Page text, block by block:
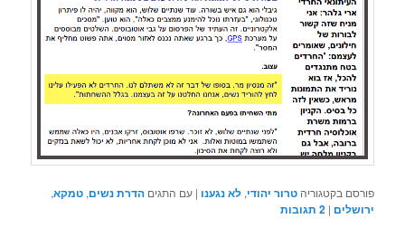
פורסם בקטגוריה טרור יהודי,לא נגענו |עם התגים הדרת נשים,טמקא,
ירושלים |
2 תגובות